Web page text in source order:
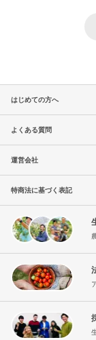
はじめての方へ
よくある質問
運営会社
特商法に基づく表記